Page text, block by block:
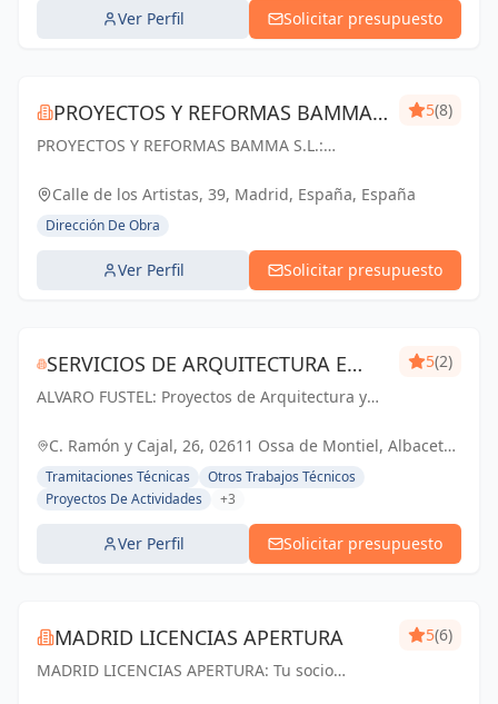
Ver Perfil Solicitar presupuesto
PROYECTOS Y REFORMAS BAMMA
S.L.
PROYECTOS Y REFORMAS BAMMA S.L.:
espacios en Madrid. Tu visión, nuestra pasión.
5(8)
Calle de los Artistas, 39, Madrid, España, España
Dirección De Obra
Ver Perfil Solicitar presupuesto
SERVICIOS DE ARQUITECTURA E
INMOBILIARIA ÁLVARO FUSTEL
ALVARO FUSTEL: Proyectos de Arquitectura y
y Madrid
5(2)
C. Ramón y Cajal, 26, 02611 Ossa de Montiel, Albacete,
España, España
Tramitaciones Técnicas
Otros Trabajos Técnicos
Proyectos De Actividades
+3
Ver Perfil Solicitar presupuesto
MADRID LICENCIAS APERTURA
MADRID LICENCIAS APERTURA: Tu socio
5(6)